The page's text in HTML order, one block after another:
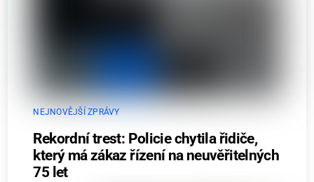
NEJNOVĚJŠÍ ZPRÁVY
Rekordní trest: Policie chytila řidiče,
který má zákaz řízení na neuvěřitelných
75 let